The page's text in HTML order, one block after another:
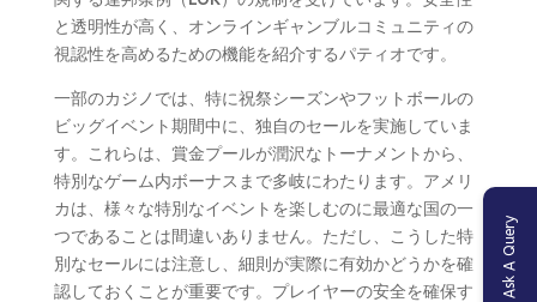
と透明性が高く、オンラインギャンブルコミュニティの
視認性を高めるための機能を紹介するパティオです。
一部のカジノでは、特に祝祭シーズンやフットボールの
ビッグイベント期間中に、独自のセールを実施していま
す。これらは、賞金プールが潤沢なトーナメントから、
特別なゲーム内ボーナスまで多岐にわたります。アメリ
カは、様々な特別なイベントを楽しむのに最適な国の一
つであることは間違いありません。ただし、こうした特
別なセールには注意し、細則が実際に有効かどうかを確
認しておくことが重要です。プレイヤーの安全を確保す
Ask A Query